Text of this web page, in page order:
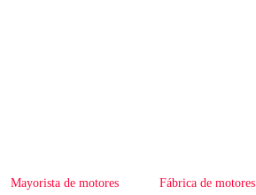
Mayorista de motores Fábrica de motores